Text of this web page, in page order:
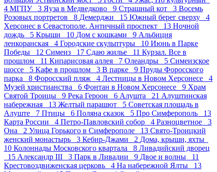
4 МГПУ 3 Яуза в Медведково 9 Страшный кот 3 Восемь
Розовых портретов 8 Демерджи 15 Южный берег сверху 4
Херсонес в Севастополе. Античный проспект 13 Ночной
дождь 5 Крыши 10 Дом с кошками 9 Альбиция
ленкоранская 4 Городские скульптуры 10 Июнь в Парке
Победы 12 Симеиз 17 Сдаю жилье 11 Курзал. Все в
прошлом 11 Кипарисовая аллея 7 Олеандры 5 Симеизское
шоссе 5 Кафе в прошлом 3 В парке 9 Пруды Форосского
парка 8 Форосский пляж 4 Лестницы в Новом Херсонесе 4
Музей христианства 6 Фонтан в Новом Херсонесе 9 Храм
Святой Троицы 9 Река Героон 6 Алушта 21 Алуштинская
набережная 13 Желтый парашют 5 Советская площадь в
Алуште 7 Птицы 6 Поляна сказок 5 Про Симферополь 13
Карта России 4 Петро-Павловский собор 4 Разноцветное 3
Она 2 Улица Горького в Симферополе 13 Свято-Троицкий
женский монастырь 3 Кебир-Джами 2 Дома, крыши, яхты
10 Колоннады Московского квартала 8 Ливадийский дворец
15 Александр III 3 Парк в Ливадии 9 Двое и волны 11
Крестовоздвиженская церковь 4 На набережной Ялты 13